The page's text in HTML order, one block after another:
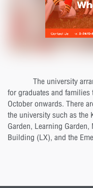
The university
for graduates and
October onwards. There
the university such as the
Garden, Learning
Building (LX), and the